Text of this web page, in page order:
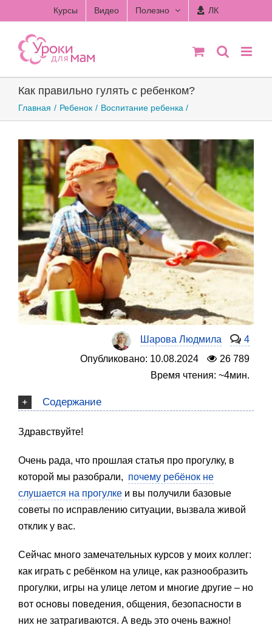
to
content
Курсы Видео Полезно ЛК
Как правильно гулять с ребенком?
Главная Ребенок Воспитание ребенка
Шарова Людмила
4
Опубликовано: 10.08.2024
26 789
Время чтения: ~4мин.
Содержание
Здравствуйте!
Очень рада, что прошлая статья про прогулку, в
которой мы разобрали, почему ребёнок не
слушается на прогулке и вы получили базовые
советы по исправлению ситуации, вызвала живой
отклик у вас.
Сейчас много замечательных курсов у моих коллег:
как играть с ребёнком на улице, как разнообразить
прогулки, игры на улице летом и многие другие – но
вот основы поведения, общения, безопасности в
них не затрагиваются. А ведь это очень важно!